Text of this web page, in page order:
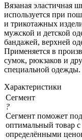
Вязаная эластичная
используется при
и трикотажных
мужской и детской
бандажей, верхней
Применяется в
сумок, рюкзаков и
специальной одежды.
Характеристики
Сегмент
?
Сегмент поможет
оптимальный товар с
определёнными